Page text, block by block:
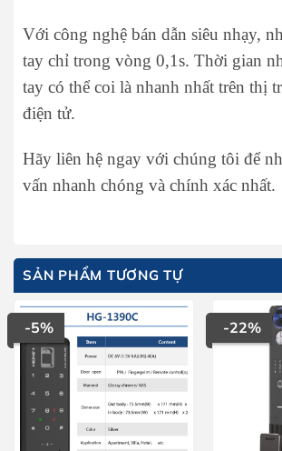
Với công nghệ bán dẫn siêu nhạy,
tay chỉ trong vòng 0,1s. Thời gian
tay có thể coi là nhanh nhất trên thị
điện tử.
Hãy liên hệ ngay với chúng tôi để
vấn nhanh chóng và chính xác nhất.
SẢN PHẨM TƯƠNG TỰ
-5% -22%